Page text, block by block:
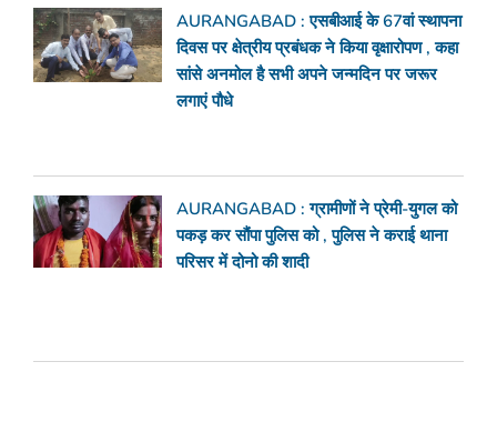
AURANGABAD : एसबीआई के 67वां स्थापना
दिवस पर क्षेत्रीय प्रबंधक ने किया वृक्षारोपण , कहा
सांसे अनमोल है सभी अपने जन्मदिन पर जरूर
लगाएं पौधे
AURANGABAD : ग्रामीणों ने प्रेमी-युगल को
पकड़ कर सौंपा पुलिस को , पुलिस ने कराई थाना
परिसर में दोनो की शादी